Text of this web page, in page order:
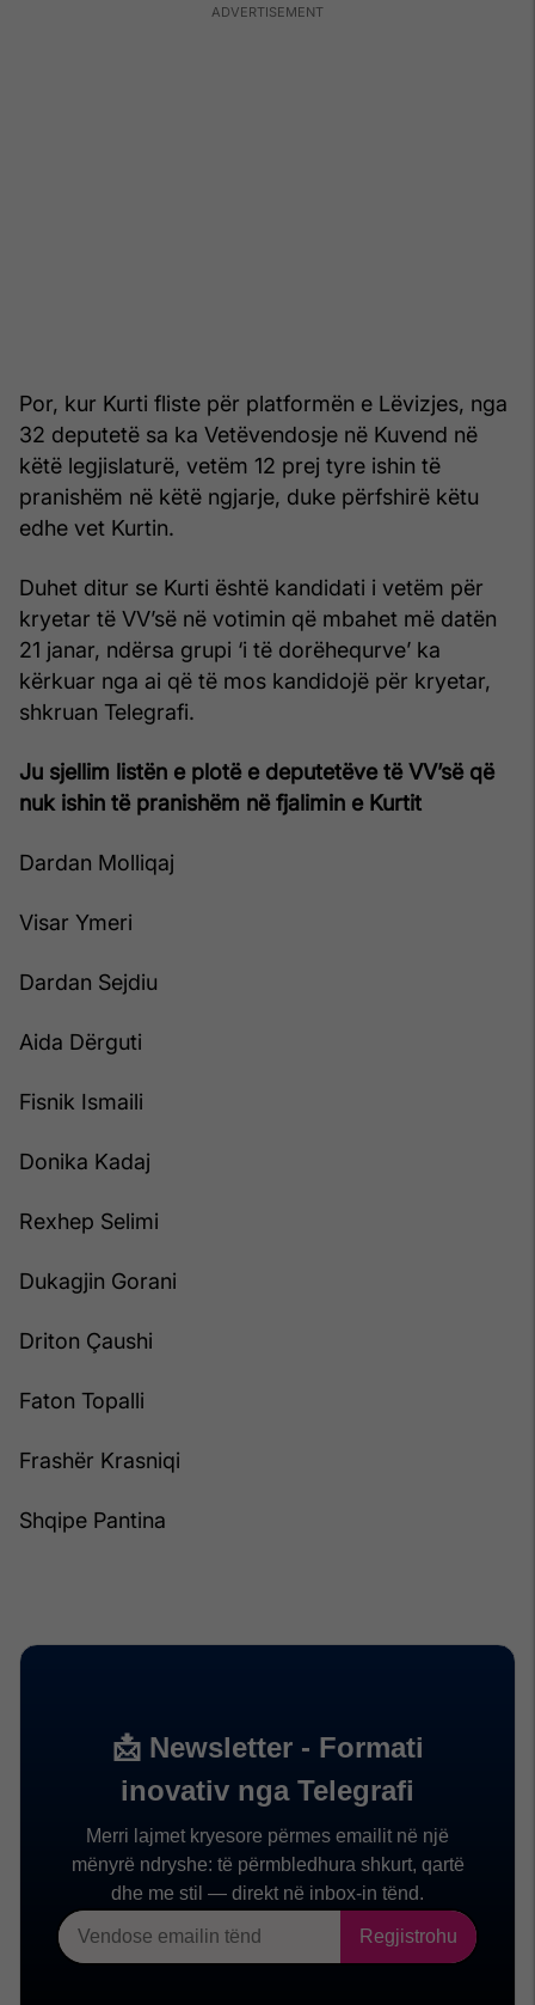
Por, kur Kurti fliste për platformën e Lëvizjes, nga
32 deputetë sa ka Vetëvendosje në Kuvend në
këtë legjislaturë, vetëm 12 prej tyre ishin të
pranishëm në këtë ngjarje, duke përfshirë këtu
edhe vet Kurtin.
Duhet ditur se Kurti është kandidati i vetëm për
kryetar të VV’së në votimin që mbahet më datën
21 janar, ndërsa grupi ‘i të dorëhequrve’ ka
kërkuar nga ai që të mos kandidojë për kryetar,
shkruan Telegrafi.
Ju sjellim listën e plotë e deputetëve të VV’së që
nuk ishin të pranishëm në fjalimin e Kurtit
Dardan Molliqaj
Visar Ymeri
Dardan Sejdiu
Aida Dërguti
Fisnik Ismaili
Donika Kadaj
Rexhep Selimi
Dukagjin Gorani
Driton Çaushi
Faton Topalli
Frashër Krasniqi
Shqipe Pantina